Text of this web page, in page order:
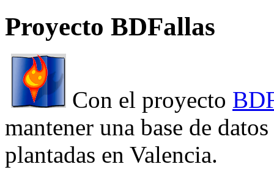
Proyecto BDFallas
Con el proyecto
mantener una base de
plantadas en Valencia.